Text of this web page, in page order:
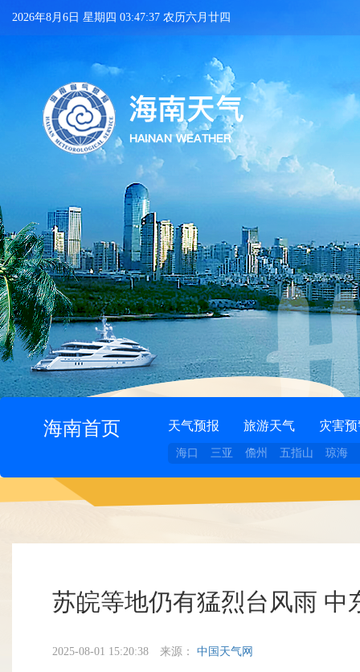
2026年8月6日 星期四 03:47:38 农历六月廿四
海南首页 天气预报 旅游天气 灾害
海口 三亚 儋州 五指山 琼海
苏皖等地仍有猛烈台风雨 中
2025-08-01 15:20:38 来源： 中国天气网